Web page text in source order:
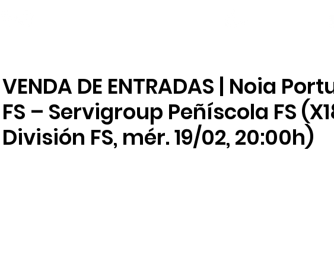
VENDA DE ENTRADAS | Noia
FS – Servigroup Peñíscola FS
División FS, mér. 19/02, 20:00h)